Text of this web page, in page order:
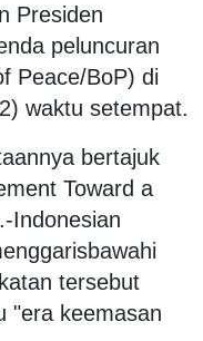
Presiden
peluncuran
Peace/BoP) di
waktu setempat.
bertajuk
Toward a
Indonesian
tersebut
"era keemasan